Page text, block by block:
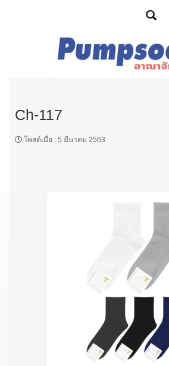
Ch-117
โพสต์เมื่อ : 5 มีนาคม 2563